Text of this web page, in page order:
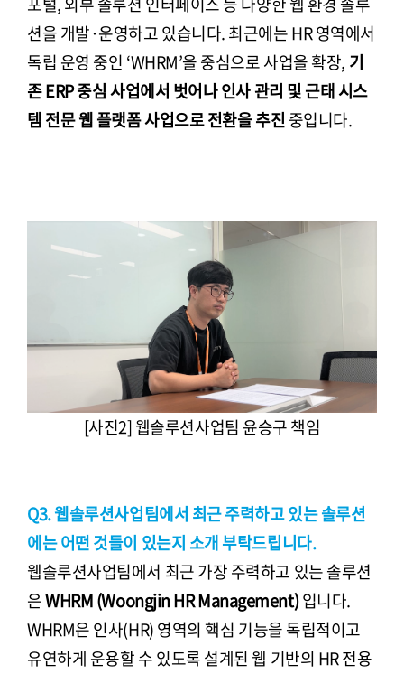
션을 개발·운영하고 있습니다. 최근에는 HR 영역에서
독립 운영 중인 ‘WHRM’을 중심으로 사업을 확장, 기
존 ERP 중심 사업에서 벗어나 인사 관리 및 근태 시스
템 전문 웹 플랫폼 사업으로 전환을 추진중입니다.
[사진2] 웹솔루션사업팀 윤승구 책임
Q3. 웹솔루션사업팀에서 최근 주력하고 있는 솔루션
에는 어떤 것들이 있는지 소개 부탁드립니다.
웹솔루션사업팀에서 최근 가장 주력하고 있는 솔루션
은WHRM (Woongjin HR Management)입니다.
WHRM은 인사(HR) 영역의 핵심 기능을 독립적이고
유연하게 운용할 수 있도록 설계된 웹 기반의 HR 전용